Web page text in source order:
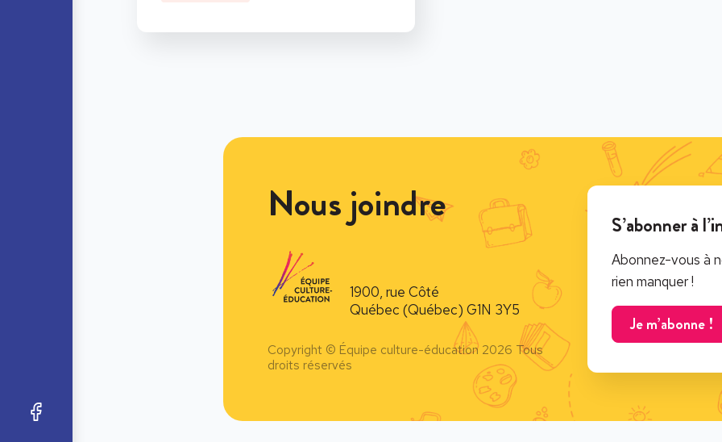
Nous joindre
1900, rue Côté
Québec (Québec) G1N 3Y5
Copyright © Équipe culture-éducation 2026 Tous
droits réservés
S’abonner à
Abonnez-vous à
rien manquer !
Je m’abonne !